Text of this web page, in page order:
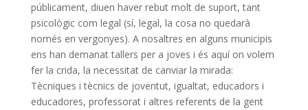
públicament, diuen haver rebut molt de suport, tant
psicològic com legal (sí, legal, la cosa no quedarà
només en vergonyes). A nosaltres en alguns municipis
ens han demanat tallers per a joves i és aquí on volem
fer la crida, la necessitat de canviar la mirada:
Tècniques i tècnics de joventut, igualtat, educadors i
educadores, professorat i altres referents de la gent